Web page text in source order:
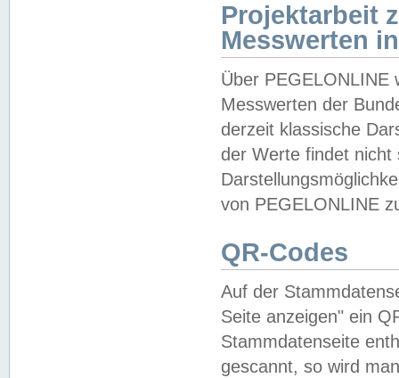
Projektarbeit
Messwerten
Über PEGELONLINE
Messwerten der
derzeit klassische
der Werte findet
von PEGELONLINE
QR-Codes
Auf der
Seite anzeigen" ein
Stammdatenseite
gescannt, so wird